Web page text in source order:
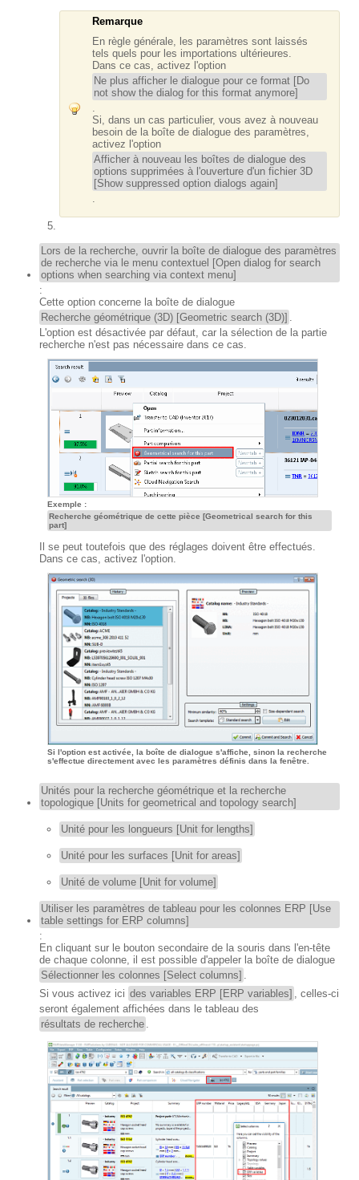
Remarque
En règle générale, les paramètres sont laissés
tels quels pour les importations ultérieures.
Dans ce cas, activez l'option
Ne plus afficher le dialogue pour ce format [Do
not show the dialog for this format anymore]
Si, dans un cas particulier, vous avez à nouveau
besoin de la boîte de dialogue des paramètres,
activez l'option
Afficher à nouveau les boîtes de dialogue des
options supprimées à l'ouverture d'un fichier 3D
[Show suppressed option dialogs again]
Lors de la recherche, ouvrir la boîte de dialogue des paramètres
de recherche via le menu contextuel [Open dialog for search
options when searching via context menu]
:
Cette option concerne la boîte de dialogue
Recherche géométrique (3D) [Geometric search (3D)]
L'option est désactivée par défaut, car la sélection de la partie
recherche n'est pas nécessaire dans ce cas.
Exemple :
Recherche géométrique de cette pièce [Geometrical search for this
part]
Il se peut toutefois que des réglages doivent être effectués.
Dans ce cas, activez l'option.
Si l'option est activée, la boîte de dialogue s'affiche, sinon la recherche
s'effectue directement avec les paramètres définis dans la fenêtre.
Unités pour la recherche géométrique et la recherche
topologique [Units for geometrical and topology search]
Unité pour les longueurs [Unit for lengths]
Unité pour les surfaces [Unit for areas]
Unité de volume [Unit for volume]
Utiliser les paramètres de tableau pour les colonnes ERP [Use
table settings for ERP columns]
:
En cliquant sur le bouton secondaire de la souris dans l'en-tête
de chaque colonne, il est possible d'appeler la boîte de dialogue
Sélectionner les colonnes [Select columns]
Si vous activez ici des variables ERP [ERP variables]
, celles-ci
seront également affichées dans le tableau des
résultats de recherche